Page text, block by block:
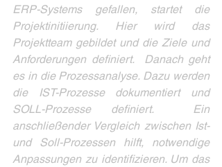
ERP-Systems gefallen, startet die
Projektinitiierung. Hier wird das
Projektteam gebildet und die Ziele und
Anforderungen definiert.  Danach geht
es in die Prozessanalyse. Dazu werden
die IST-Prozesse dokumentiert und
SOLL-Prozesse definiert.  Ein
anschließender Vergleich zwischen Ist-
und Soll-Prozessen hilft, notwendige
Anpassungen zu identifizieren. Um das